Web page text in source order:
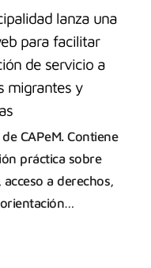
lanza una
para facilitar
de servicio a
migrantes y
CAPeM. Contiene
práctica sobre
a derechos,